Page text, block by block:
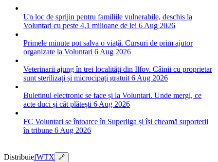
Un loc de sprijin pentru familiile vulnerabile, deschis la
Voluntari cu peste 4,1 milioane de lei 6 Aug 2026
Primele minute pot salva o viață. Cursuri de prim ajutor
organizate la Voluntari 6 Aug 2026
Veterinarii ajung în trei localități din Ilfov. Câinii cu proprietar
sunt sterilizați și microcipați gratuit 6 Aug 2026
Buletinul electronic se face și la Voluntari. Unde mergi, ce
acte duci și cât plătești 6 Aug 2026
FC Voluntari se întoarce în Superliga și își cheamă suporterii
în tribune 6 Aug 2026
DistribuiefWTX 🔗